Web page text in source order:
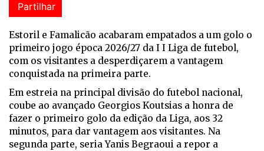
Partilhar
Estoril e Famalicão acabaram empatados a um golo o
primeiro jogo época 2026/27 da I I Liga de futebol,
com os visitantes a desperdiçarem a vantagem
conquistada na primeira parte.
Em estreia na principal divisão do futebol nacional,
coube ao avançado Georgios Koutsias a honra de
fazer o primeiro golo da edição da Liga, aos 32
minutos, para dar vantagem aos visitantes. Na
segunda parte, seria Yanis Begraoui a repor a